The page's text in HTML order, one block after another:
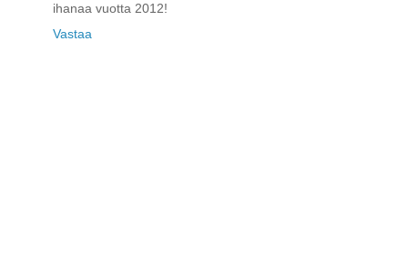
ihanaa vuotta 2012!
Vastaa